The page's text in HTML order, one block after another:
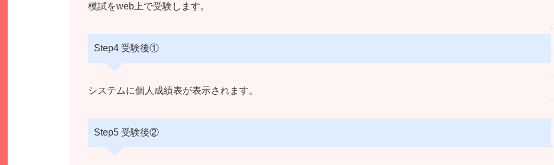
模試をweb上で受験します。
Step4 受験後①
システムに個人成績表が表示されます。
Step5 受験後②